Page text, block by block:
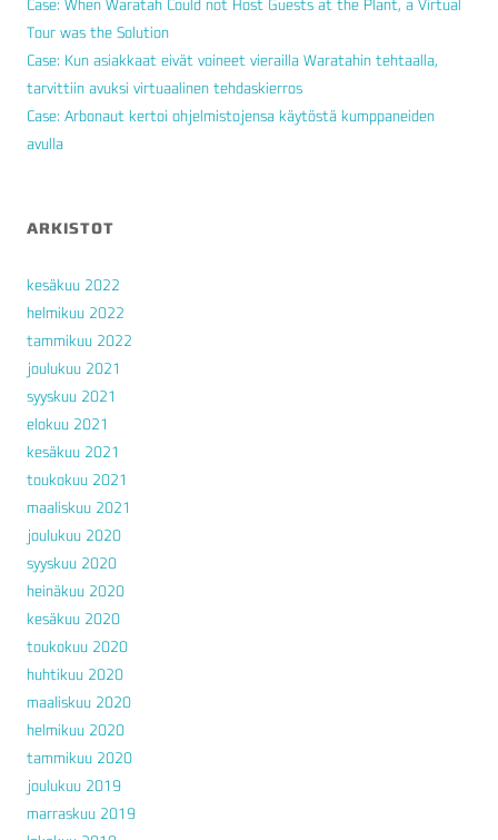
Case: When Waratah Could not Host Guests at the Plant, a Virtual
Tour was the Solution
Case: Kun asiakkaat eivät voineet vierailla Waratahin tehtaalla,
tarvittiin avuksi virtuaalinen tehdaskierros
Case: Arbonaut kertoi ohjelmistojensa käytöstä kumppaneiden
avulla
ARKISTOT
kesäkuu 2022
helmikuu 2022
tammikuu 2022
joulukuu 2021
syyskuu 2021
elokuu 2021
kesäkuu 2021
toukokuu 2021
maaliskuu 2021
joulukuu 2020
syyskuu 2020
heinäkuu 2020
kesäkuu 2020
toukokuu 2020
huhtikuu 2020
maaliskuu 2020
helmikuu 2020
tammikuu 2020
joulukuu 2019
marraskuu 2019